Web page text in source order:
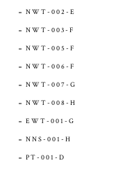
NWT-002-E
NWT-003-F
NWT-005-F
NWT-006-F
NWT-007-G
NWT-008-H
EWT-001-G
NNS-001-H
PT-001-D